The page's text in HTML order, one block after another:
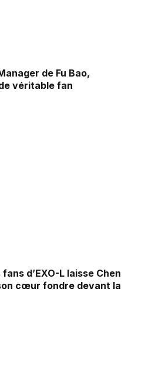
de Fu Bao,
véritable fan
d’EXO-L laisse Chen
cœur fondre devant la